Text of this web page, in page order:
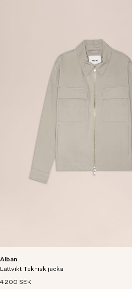
Alban
Lättvikt Teknisk jacka
4 200 SEK